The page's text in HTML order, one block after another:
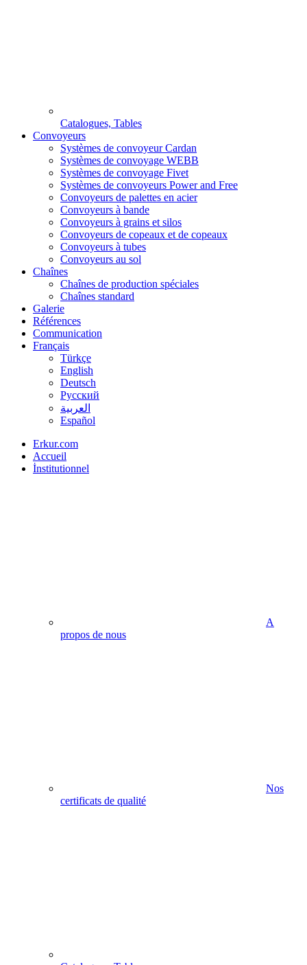
Catalogues, Tables
Convoyeurs
Systèmes de convoyeur Cardan
Systèmes de convoyage WEBB
Systèmes de convoyage Fivet
Systèmes de convoyeurs Power and Free
Convoyeurs de palettes en acier
Convoyeurs à bande
Convoyeurs à grains et silos
Convoyeurs de copeaux et de copeaux
Convoyeurs à tubes
Convoyeurs au sol
Chaînes
Chaînes de production spéciales
Chaînes standard
Galerie
Références
Communication
Français
Türkçe
English
Deutsch
Русский
العربية
Español
Erkur.com
Accueil
İnstitutionnel
A
propos de nous
Nos
certificats de qualité